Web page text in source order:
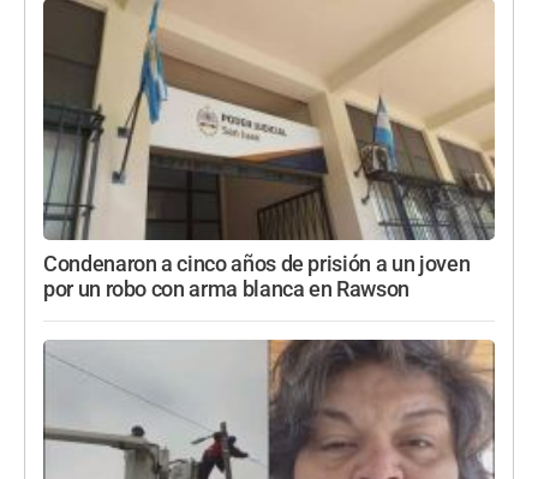
Condenaron a cinco años de prisión a un joven
por un robo con arma blanca en Rawson